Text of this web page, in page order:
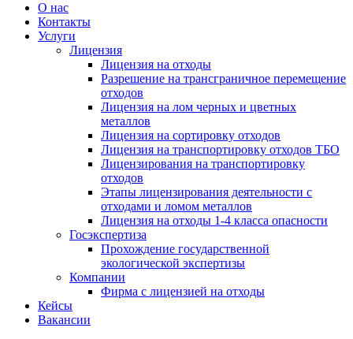
О нас
Контакты
Услуги
Лицензия
Лицензия на отходы
Разрешение на трансграничное перемещение
отходов
Лицензия на лом черных и цветных
металлов
Лицензия на сортировку отходов
Лицензия на транспортировку отходов ТБО
Лицензирования на транспортировку
отходов
Этапы лицензирования деятельности с
отходами и ломом металлов
Лицензия на отходы 1-4 класса опасности
Госэкспертиза
Прохождение государственной
экологической экспертизы
Компании
Фирма с лицензией на отходы
Кейсы
Вакансии